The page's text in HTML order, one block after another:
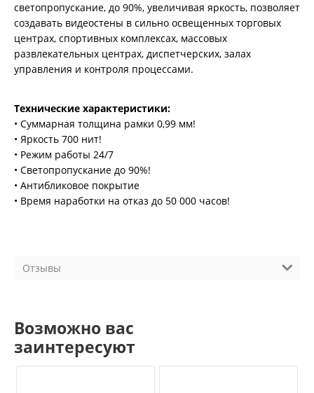
светопропускание, до 90%, увеличивая яркость, позволяет
создавать видеостены в сильно освещенных торговых
центрах, спортивных комплексах, массовых
развлекательных центрах, диспетчерских, залах
управления и контроля процессами.
Технические характеристики:
• Суммарная толщина рамки 0,99 мм!
• Яркость 700 нит!
• Режим работы 24/7
• Светопропускание до 90%!
• Антибликовое покрытие
• Время наработки на отказ до 50 000 часов!
Отзывы
Возможно вас
заинтересуют